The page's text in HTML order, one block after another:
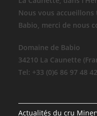
Nous vous
Babio, merci de nous
Domaine de Babio
34210 La Caunette
Tel: +33 (0)6 86 97 48 42
Actualités du cru